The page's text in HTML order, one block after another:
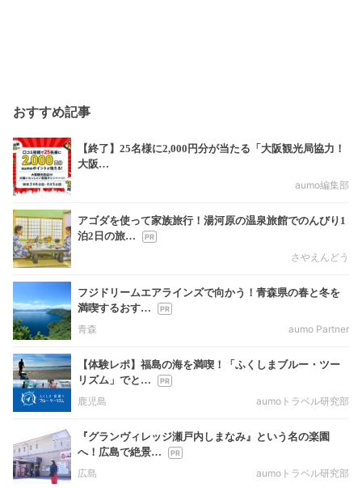
おすすめ記事
【終了】25名様に2,000円分が当たる「大阪観光局協力！
大阪…
aumo編集部
アゴダを使って家族旅行！湯河原の温泉旅館でのんびり1
泊2日の旅…
さやえんどう
フジドリームエアラインズで向かう！青森県の春と冬を
満喫するおす…
青森
aumo Partner
【体験レポ】福島の海を満喫！「ふくしまブルー・ツー
リズム」でと…
鹿児島
aumoトラベル研究部
『グランヴィレッジ瀬戸内しまなみ』という名の楽園
へ！広島で絶景…
広島
aumoトラベル研究部